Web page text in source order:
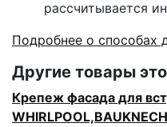
рассчитывается
Подробнее о способах
Другие товары
Крепеж фасада для